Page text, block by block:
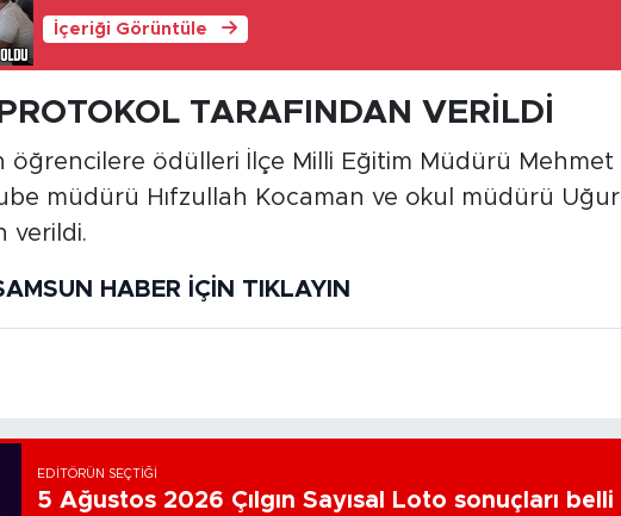
İçeriği Görüntüle
TARAFINDAN VERİLDİ
öğrencilere ödülleri İlçe Milli Eğitim Müdürü Mehmet
müdürü Hıfzullah Kocaman ve okul müdürü Uğur
verildi.
HABER İÇİN TIKLAYIN
EDITÖRÜN SEÇTIĞI
5 Ağustos 2026 Çılgın Sayısal Loto sonuçları belli